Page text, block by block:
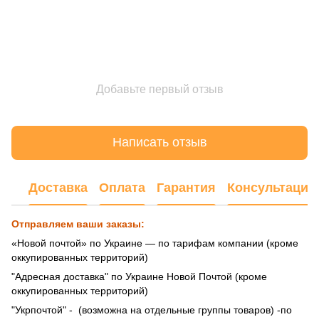
Добавьте первый отзыв
Написать отзыв
Доставка Оплата Гарантия Консультация
Отправляем ваши заказы:
«Новой почтой» по Украине — по тарифам компании (кроме
оккупированных территорий)
"Адресная доставка" по Украине Новой Почтой (кроме
оккупированных территорий)
"Укрпочтой" - (возможна на отдельные группы товаров) -по